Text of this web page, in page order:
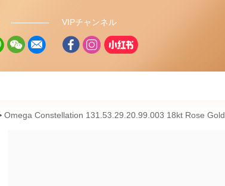
VIPチャンネル
Omega Constellation 131.53.29.20.99.003 18kt Rose Gold